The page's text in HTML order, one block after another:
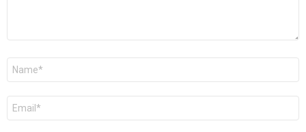
Nome
E-
mail
*